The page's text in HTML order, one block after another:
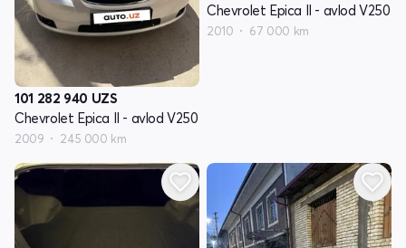
101 282 940 UZS
Chevrolet Epica II - avlod V250
2009 245 000 km
Chevrolet Epica II - avlod V250
2010 67 000 km